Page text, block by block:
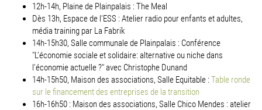
12h-14h, Plaine de Plainpalais : The Meal
Dès 13h, Espace de l'ESS : Atelier radio pour enfants et adultes,
média training par La Fabrik
14h-15h30, Salle communale de Plainpalais : Conférence
"L’économie sociale et solidaire: alternative ou niche dans
l’économie actuelle ?" avec Christophe Dunand
14h-15h50, Maison des associations, Salle Equitable :Table ronde
sur le financement des entreprises de la transition
16h-16h50 : Maison des associations, Salle Chico Mendes : atelier